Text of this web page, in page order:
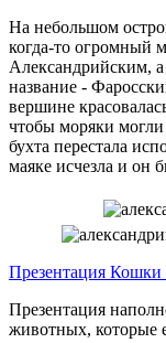
На небольшом
когда-то огромный
Александрийским,
название -
вершине
чтобы моряки могли
бухта перестала
маяке исчезла и он
Презентация Кошки
Презентация
животных, которые